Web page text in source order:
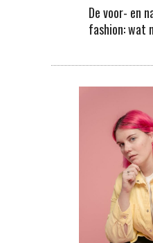
De voor- en
fashion: wat